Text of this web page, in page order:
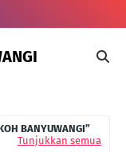
BANYUWANGI
Tunjukkan semua